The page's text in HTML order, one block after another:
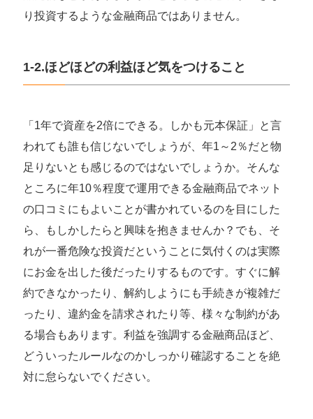
り投資するような金融商品ではありません。
1-2.ほどほどの利益ほど気をつけること
「1年で資産を2倍にできる。しかも元本保証」と言
われても誰も信じないでしょうが、年1～2％だと物
足りないとも感じるのではないでしょうか。そんな
ところに年10％程度で運用できる金融商品でネット
の口コミにもよいことが書かれているのを目にした
ら、もしかしたらと興味を抱きませんか？でも、そ
れが一番危険な投資だということに気付くのは実際
にお金を出した後だったりするものです。すぐに解
約できなかったり、解約しようにも手続きが複雑だ
ったり、違約金を請求されたり等、様々な制約があ
る場合もあります。利益を強調する金融商品ほど、
どういったルールなのかしっかり確認することを絶
対に怠らないでください。